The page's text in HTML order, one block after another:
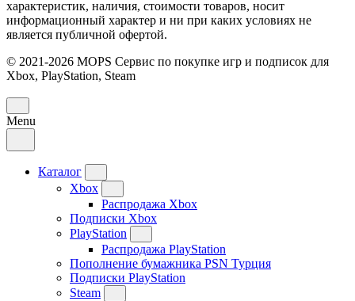
характеристик, наличия, стоимости товаров, носит
информационный характер и ни при каких условиях не
является публичной офертой.
© 2021-2026 MOPS Сервис по покупке игр и подписок для
Xbox, PlayStation, Steam
Menu
Каталог
Xbox
Распродажа Xbox
Подписки Xbox
PlayStation
Распродажа PlayStation
Пополнение бумажника PSN Турция
Подписки PlayStation
Steam